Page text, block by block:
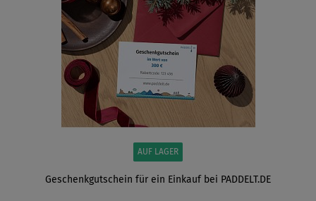
AUF LAGER
Geschenkgutschein für ein Einkauf bei PADDELT.DE